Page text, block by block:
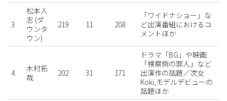
3
松本人
志 (ダ
ウンタ
ウン)
219 11 208
「ワイドナショー」な
ど出演番組におけるコ
メントほか
4
木村拓
哉
202 31 171
ドラマ「BG」や映画
「検察側の罪人」など
出演作の話題／次女
Koki,モデルデビューの
話題ほか